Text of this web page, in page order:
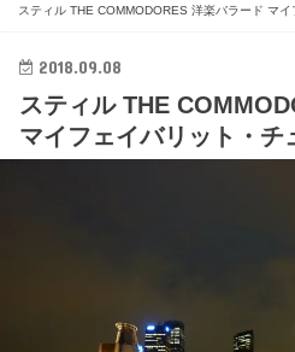
スティル THE COMMODORES 洋楽バラード マ
2018.09.08
スティル THE
マイフェイバリット・チ